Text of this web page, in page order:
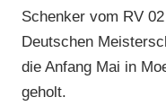
Schenker vom RV
Deutschen
die Anfang Mai in
geholt.